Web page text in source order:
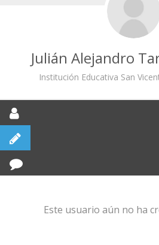
Julián Alejandro
Institución Educativa San
Este usuario aún no ha